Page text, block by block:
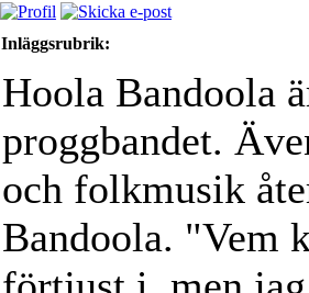
Inläggsrubrik:
Hoola Bandoola
proggbandet.
och folkmusik
Bandoola. "Vem